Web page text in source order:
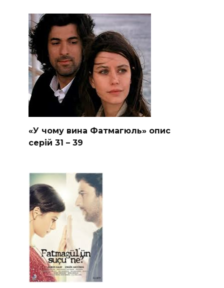
«У чому вина Фатмагюль» опис
серій 31 – 39